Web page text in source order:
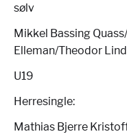
sølv
Mikkel Bassing
Elleman/Theodor
U19
Herresingle:
Mathias Bjerre